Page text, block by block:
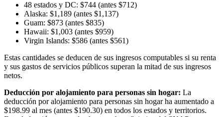
48 estados y DC: $744 (antes $712)
Alaska: $1,189 (antes $1,137)
Guam: $873 (antes $835)
Hawaii: $1,003 (antes $959)
Virgin Islands: $586 (antes $561)
Estas cantidades se deducen de sus ingresos computables si su renta
y sus gastos de servicios públicos superan la mitad de sus ingresos
netos.
Deducción por alojamiento para personas sin hogar: La
deducción por alojamiento para personas sin hogar ha aumentado a
$198.99 al mes (antes $190.30) en todos los estados y territorios.